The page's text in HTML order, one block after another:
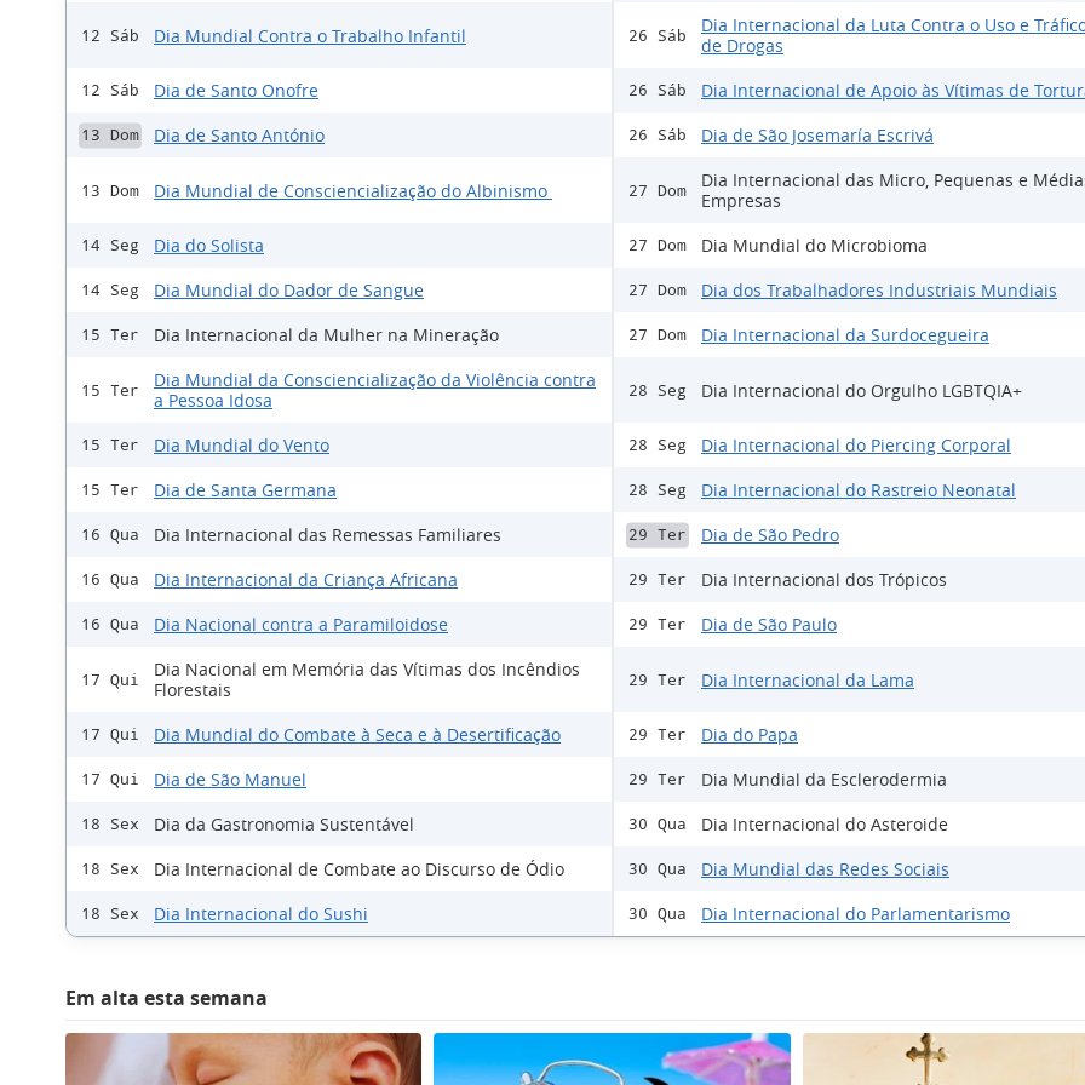
12 Sáb Dia Mundial Contra o Trabalho Infantil
12 Sáb Dia de Santo Onofre
13 Dom Dia de Santo António
13 Dom Dia Mundial de Consciencialização do Albinismo
14 Seg Dia do Solista
14 Seg Dia Mundial do Dador de Sangue
15 Ter Dia Internacional da Mulher na Mineração
15 Ter
Dia Mundial da Consciencialização da Violência contra
a Pessoa Idosa
15 Ter Dia Mundial do Vento
15 Ter Dia de Santa Germana
16 Qua Dia Internacional das Remessas Familiares
16 Qua Dia Internacional da Criança Africana
16 Qua Dia Nacional contra a Paramiloidose
17 Qui
Dia Nacional em Memória das Vítimas dos Incêndios
Florestais
17 Qui Dia Mundial do Combate à Seca e à Desertificação
17 Qui Dia de São Manuel
18 Sex Dia da Gastronomia Sustentável
18 Sex Dia Internacional de Combate ao Discurso de Ódio
18 Sex Dia Internacional do Sushi
26 Sáb
Dia Internacional da Luta Contra o Uso e
de Drogas
26 Sáb Dia Internacional de Apoio às Vítimas de
26 Sáb Dia de São Josemaría Escrivá
27 Dom
Dia Internacional das Micro, Pequenas e
Empresas
27 Dom Dia Mundial do Microbioma
27 Dom Dia dos Trabalhadores Industriais Mundiais
27 Dom Dia Internacional da Surdocegueira
28 Seg Dia Internacional do Orgulho LGBTQIA+
28 Seg Dia Internacional do Piercing Corporal
28 Seg Dia Internacional do Rastreio Neonatal
29 Ter Dia de São Pedro
29 Ter Dia Internacional dos Trópicos
29 Ter Dia de São Paulo
29 Ter Dia Internacional da Lama
29 Ter Dia do Papa
29 Ter Dia Mundial da Esclerodermia
30 Qua Dia Internacional do Asteroide
30 Qua Dia Mundial das Redes Sociais
30 Qua Dia Internacional do Parlamentarismo
Em alta esta semana